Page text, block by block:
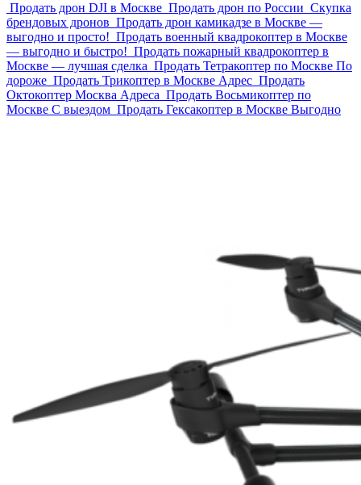
Продать дрон DJI в Москве Продать дрон по России Скупка
брендовых дронов Продать дрон камикадзе в Москве —
выгодно и просто! Продать военный квадрокоптер в Москве
— выгодно и быстро! Продать пожарный квадрокоптер в
Москве — лучшая сделка Продать Тетракоптер по Москве По
дороже Продать Трикоптер в Москве Адрес Продать
Октокоптер Москва Адреса Продать Восьмикоптер по
Москве С выездом Продать Гексакоптер в Москве Выгодно